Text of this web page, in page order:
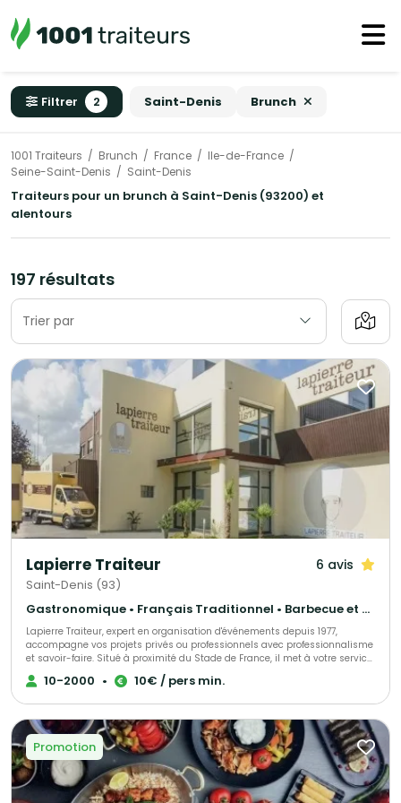
Filtrer 2 Saint-Denis Brunch
1001 Traiteurs Brunch France
Ile-de-France
Seine-Saint-Denis
Saint-Denis
Traiteurs pour un brunch à Saint-Denis (93200) et
alentours
197 résultats
Trier par
Lapierre Traiteur 6 avis
Saint-Denis (93)
Gastronomique • Français Traditionnel • Barbecue et grillades
Lapierre Traiteur, expert en organisation d'événements depuis 1977,
accompagne vos projets privés ou professionnels avec professionnalisme
et savoir-faire. Situé à proximité du Stade de France, il met à votre service
une cuisine traditionnelle et d'exception, élaborée à partir de produits frais
et locaux. Grâce à une équipe de collaborateurs expérimentés, Lapierre
sociales.
10-2000 • 10€ / pers min.
Promotion